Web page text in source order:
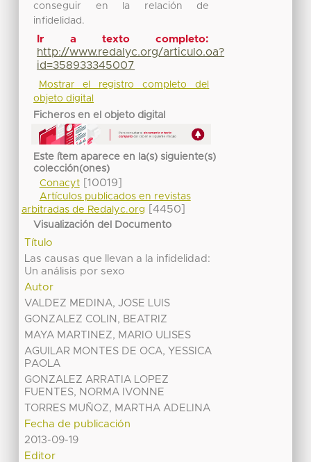
conseguir en la relación de
infidelidad.
Ir a texto completo:
http://www.redalyc.org/articulo.oa?
id=358933345007
Mostrar el registro completo del
objeto digital
Ficheros en el objeto digital
Este ítem aparece en la(s) siguiente(s)
colección(ones)
Conacyt[10019]
Artículos publicados en revistas
arbitradas de Redalyc.org
[4450]
Visualización del Documento
Título
Las causas que llevan a la infidelidad:
Un análisis por sexo
Autor
VALDEZ MEDINA, JOSE LUIS
GONZALEZ COLIN, BEATRIZ
MAYA MARTINEZ, MARIO ULISES
AGUILAR MONTES DE OCA, YESSICA
PAOLA
GONZALEZ ARRATIA LOPEZ
FUENTES, NORMA IVONNE
TORRES MUÑOZ, MARTHA ADELINA
Fecha de publicación
2013-09-19
Editor